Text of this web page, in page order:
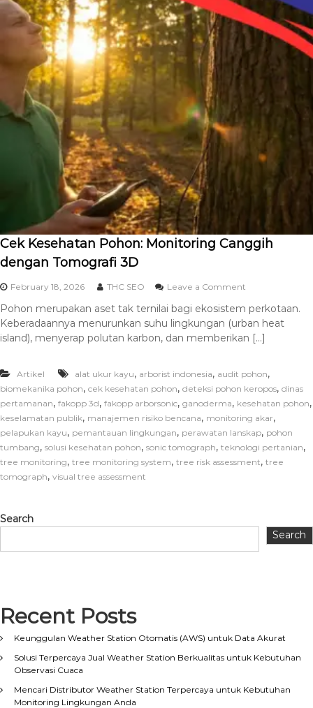
Cek Kesehatan Pohon: Monitoring Canggih
dengan Tomografi 3D
February 18, 2026 THC SEO Leave a Comment
Pohon merupakan aset tak ternilai bagi ekosistem perkotaan.
Keberadaannya menurunkan suhu lingkungan (urban heat
island), menyerap polutan karbon, dan memberikan […]
Artikel alat ukur kayu, arborist indonesia, audit pohon,
biomekanika pohon, cek kesehatan pohon, deteksi pohon keropos, dinas
pertamanan, fakopp 3d, fakopp arborsonic, ganoderma, kesehatan pohon,
keselamatan publik, manajemen risiko bencana, monitoring akar,
pelapukan kayu, pemantauan lingkungan, perawatan lanskap, pohon
tumbang, solusi kesehatan pohon, sonic tomograph, teknologi pertanian,
tree monitoring, tree monitoring system, tree risk assessment, tree
tomograph, visual tree assessment
Search
Search
Recent Posts
Keunggulan Weather Station Otomatis (AWS) untuk Data Akurat
Solusi Terpercaya Jual Weather Station Berkualitas untuk Kebutuhan
Observasi Cuaca
Mencari Distributor Weather Station Terpercaya untuk Kebutuhan
Monitoring Lingkungan Anda